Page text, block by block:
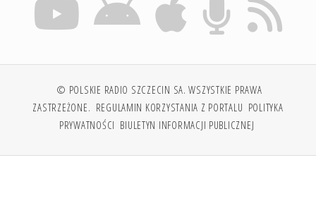
© POLSKIE RADIO SZCZECIN SA. WSZYSTKIE PRAWA
ZASTRZEŻONE. REGULAMIN KORZYSTANIA Z PORTALU POLITYKA
PRYWATNOŚCI BIULETYN INFORMACJI PUBLICZNEJ